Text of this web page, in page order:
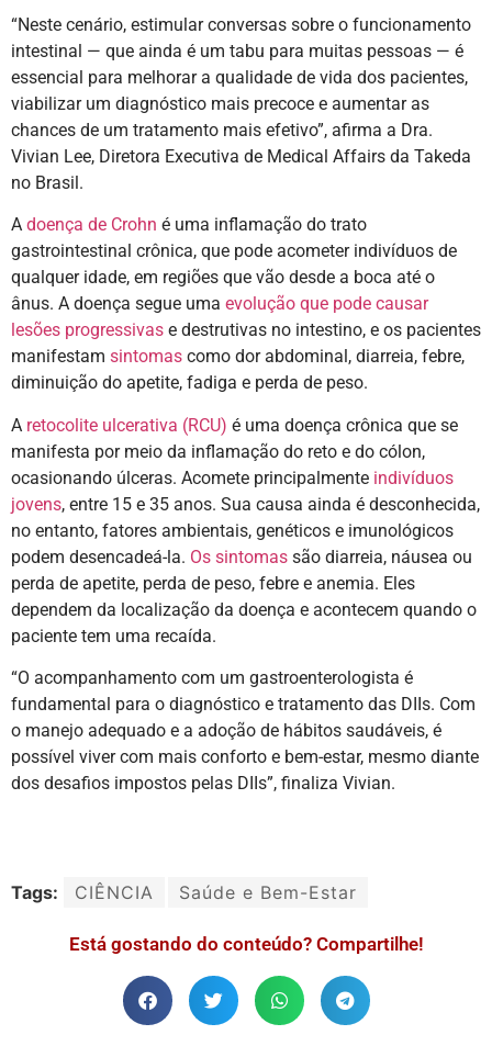
“Neste cenário, estimular conversas sobre o funcionamento
intestinal — que ainda é um tabu para muitas pessoas — é
essencial para melhorar a qualidade de vida dos pacientes,
viabilizar um diagnóstico mais precoce e aumentar as
chances de um tratamento mais efetivo”, afirma a Dra.
Vivian Lee, Diretora Executiva de Medical Affairs da Takeda
no Brasil.
A doença de Crohn é uma inflamação do trato
gastrointestinal crônica, que pode acometer indivíduos de
qualquer idade, em regiões que vão desde a boca até o
ânus. A doença segue uma evolução que pode causar
lesões progressivas e destrutivas no intestino, e os pacientes
manifestam sintomas como dor abdominal, diarreia, febre,
diminuição do apetite, fadiga e perda de peso.
A retocolite ulcerativa (RCU) é uma doença crônica que se
manifesta por meio da inflamação do reto e do cólon,
ocasionando úlceras. Acomete principalmente indivíduos
jovens, entre 15 e 35 anos. Sua causa ainda é desconhecida,
no entanto, fatores ambientais, genéticos e imunológicos
podem desencadeá-la. Os sintomas são diarreia, náusea ou
perda de apetite, perda de peso, febre e anemia. Eles
dependem da localização da doença e acontecem quando o
paciente tem uma recaída.
“O acompanhamento com um gastroenterologista é
fundamental para o diagnóstico e tratamento das DIIs. Com
o manejo adequado e a adoção de hábitos saudáveis, é
possível viver com mais conforto e bem-estar, mesmo diante
dos desafios impostos pelas DIIs”, finaliza Vivian.
Tags: CIÊNCIA Saúde e Bem-Estar
Está gostando do conteúdo? Compartilhe!